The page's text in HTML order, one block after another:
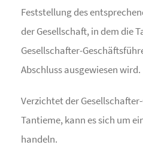
Feststellung des
der Gesellschaft, in dem die
Gesellschafter-
Abschluss ausgewiesen wird.
Verzichtet der
Tantieme, kann es sich um
handeln.